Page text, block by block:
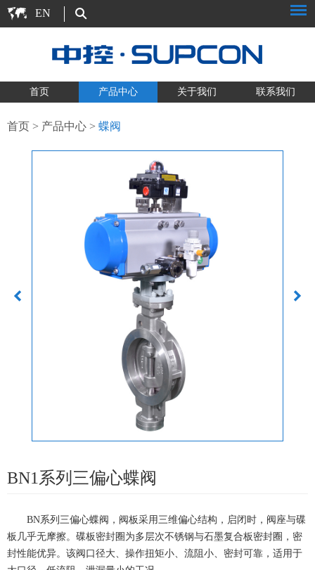
EN
首页 产品中心 关于我们 联系我们
首页 > 产品中心 > 蝶阀
BN1系列三偏心蝶阀
BN系列三偏心蝶阀，阀板采用三维偏心结构，启闭时，阀座与碟
板几乎无摩擦。碟板密封圈为多层次不锈钢与石墨复合板密封圈，密
封性能优异。该阀口径大、操作扭矩小、流阻小、密封可靠，适用于